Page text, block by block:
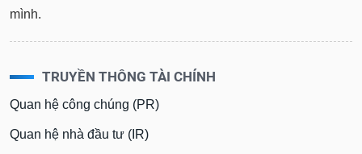
mình.
TRUYỀN THÔNG TÀI CHÍNH
Quan hệ công chúng (PR)
Quan hệ nhà đầu tư (IR)